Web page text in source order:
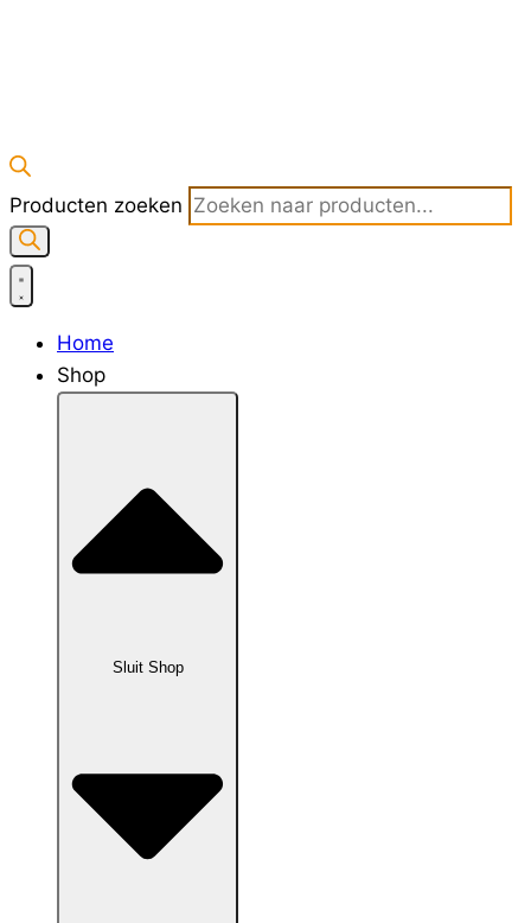
Producten zoeken
Home
Shop
Sluit Shop